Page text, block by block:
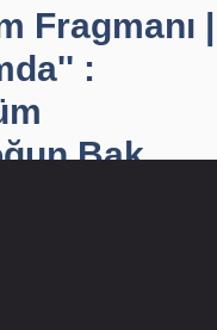
Fragmanı |
:
Bak...